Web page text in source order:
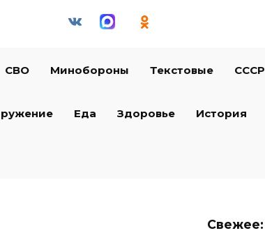
СВО Минобороны Текстовые СССР
Еда Здоровье История
Свежее: